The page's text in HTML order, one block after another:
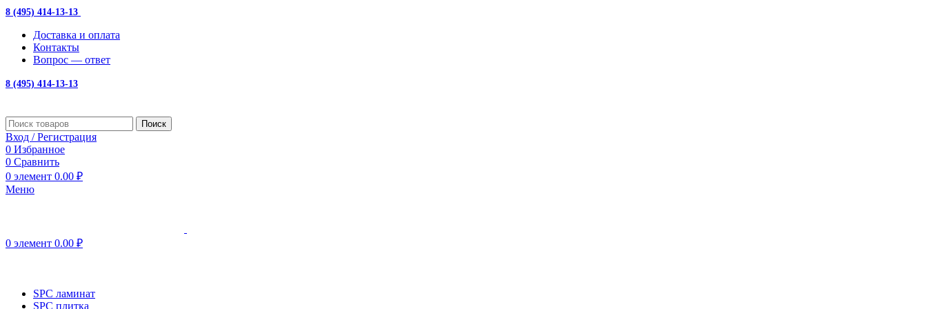
8 (495) 414-13-13
Доставка и оплата
Контакты
Вопрос — ответ
8 (495) 414-13-13
Поиск
Вход / Регистрация
0 Избранное
0 Сравнить
0 элемент 0.00 ₽
Меню
0 элемент 0.00 ₽
SPC ламинат
SPC плитка